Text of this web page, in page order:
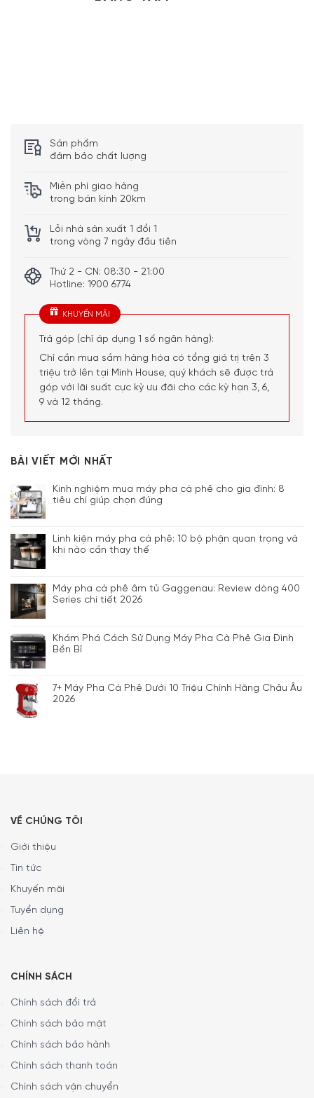
Sản phẩm
đảm bảo chất lượng
Miễn phí giao hàng
trong bán kính 20km
Lỗi nhà sản xuất 1 đổi 1
trong vòng 7 ngày đầu tiên
Thứ 2 - CN: 08:30 - 21:00
Hotline: 1900 6774
KHUYẾN MÃI
Trả góp (chỉ áp dụng 1 số ngân hàng):
Chỉ cần mua sắm hàng hóa có tổng giá trị trên 3
triệu trở lên tại Minh House, quý khách sẽ được trả
góp với lãi suất cực kỳ ưu đãi cho các kỳ hạn 3, 6,
9 và 12 tháng.
BÀI VIẾT MỚI NHẤT
Kinh nghiệm mua máy pha cà phê cho gia đình: 8
tiêu chí giúp chọn đúng
Linh kiện máy pha cà phê: 10 bộ phận quan trọng và
khi nào cần thay thế
Máy pha cà phê âm tủ Gaggenau: Review dòng 400
Series chi tiết 2026
Khám Phá Cách Sử Dụng Máy Pha Cà Phê Gia Đình
Bền Bỉ
7+ Máy Pha Cà Phê Dưới 10 Triệu Chính Hãng Châu Âu
2026
VỀ CHÚNG TÔI
Giới thiệu
Tin tức
Khuyến mãi
Tuyển dụng
Liên hệ
CHÍNH SÁCH
Chính sách đổi trả
Chính sách bảo mật
Chính sách bảo hành
Chính sách thanh toán
Chính sách vận chuyển